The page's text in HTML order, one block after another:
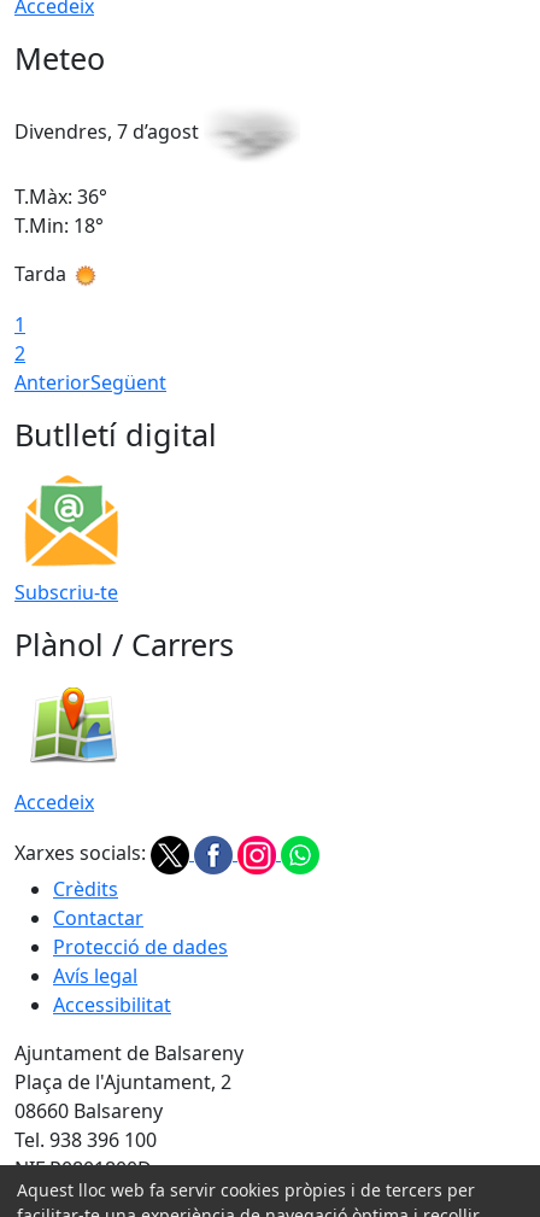
Accedeix
Meteo
Divendres, 7 d’agost
T.Màx: 36°
T.Min: 18°
Tarda
1
2
AnteriorSegüent
Butlletí digital
Subscriu-te
Plànol / Carrers
Accedeix
Xarxes socials:
Crèdits
Contactar
Protecció de dades
Avís legal
Accessibilitat
Ajuntament de Balsareny
Plaça de l'Ajuntament, 2
08660 Balsareny
Tel. 938 396 100
NIF P0801800D
Aquest lloc web fa servir cookies pròpies i de tercers per